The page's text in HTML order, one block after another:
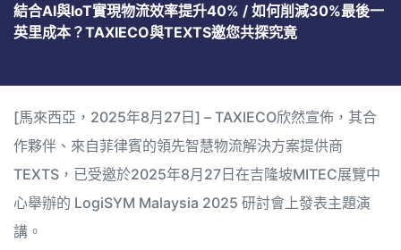
結合AI與IoT實現物流效率提升40% / 如何削減30%最後一
英里成本？TAXIECO與TEXTS邀您共探究竟
[馬來西亞，2025年8月27日] – TAXIECO欣然宣佈，其合
作夥伴、來自菲律賓的領先智慧物流解決方案提供商
TEXTS，已受邀於2025年8月27日在吉隆坡MITEC展覽中
心舉辦的 LogiSYM Malaysia 2025 研討會上發表主題演
講。